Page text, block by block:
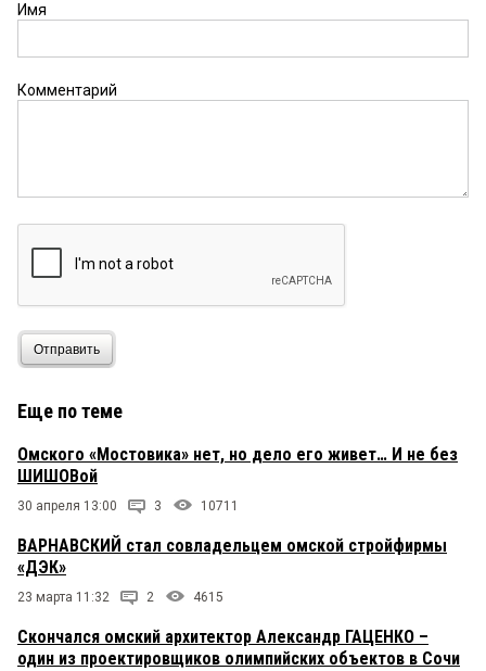
Имя
Комментарий
Отправить
Еще по теме
Омского «Мостовика» нет, но дело его живет… И не без
ШИШОВой
30 апреля 13:00 3 10711
ВАРНАВСКИЙ стал совладельцем омской стройфирмы
«ДЭК»
23 марта 11:32 2 4615
Скончался омский архитектор Александр ГАЦЕНКО –
один из проектировщиков олимпийских объектов в Сочи